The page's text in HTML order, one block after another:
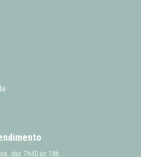
das 7h40 às 18h.